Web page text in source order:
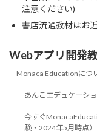
注意ください)
書店流通教材はお
Webアプリ開発
Monaca Educationにつ
あんこエデュケーシ
今すぐ
験・2024年5月時点）